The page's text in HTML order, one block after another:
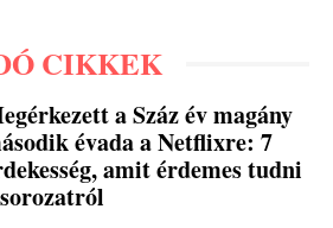
CIKKEK
a Száz év magány
évada a Netflixre: 7
amit érdemes tudni